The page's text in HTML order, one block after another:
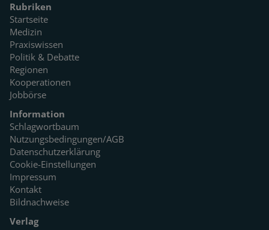
Rubriken
Startseite
Medizin
Praxiswissen
Politik & Debatte
Regionen
Kooperationen
Jobbörse
Information
Schlagwortbaum
Nutzungsbedingungen/AGB
Datenschutzerklärung
Cookie-Einstellungen
Impressum
Kontakt
Bildnachweise
Verlag